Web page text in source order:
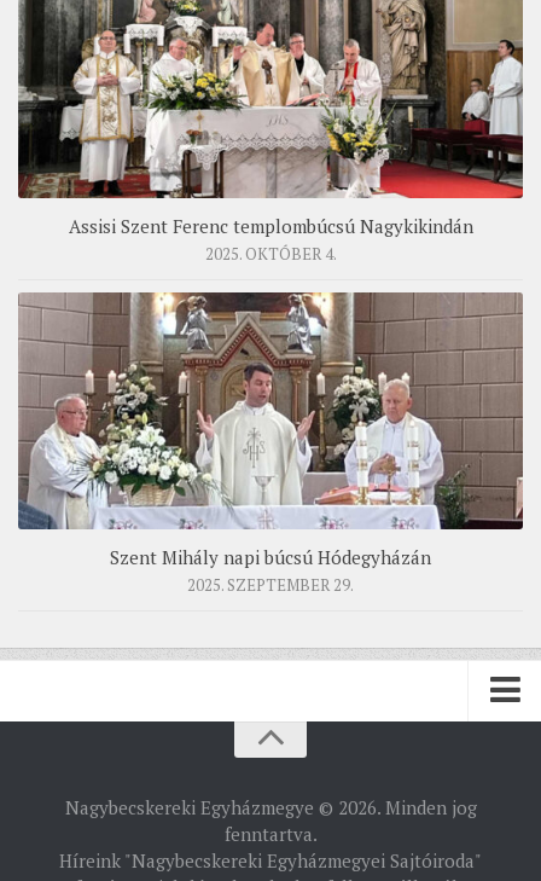
Assisi Szent Ferenc templombúcsú Nagykikindán
2025. OKTÓBER 4.
Szent Mihály napi búcsú Hódegyházán
2025. SZEPTEMBER 29.
TÖRTÉNELEM
Nagybecskereki Egyházmegye © 2026. Minden jog
fenntartva.
Híreink "Nagybecskereki Egyházmegyei Sajtóiroda"